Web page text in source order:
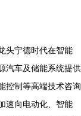
头宁德时代在智能
汽车及储能系统提供
控制等高端技术咨询
速向电动化、智能